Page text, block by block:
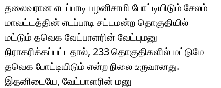
தலைவரான எடப்பாடி பழனிசாமி போட்டியிடும் சேலம்
மாவட்டத்தின் எடப்பாடி சட்டமன்ற தொகுதியில்
மட்டும் தவெக வேட்பாளரின் வேட்புமனு
நிராகரிக்கப்பட்டதால், 233 தொகுதிகளில் மட்டுமே
தவெக போட்டியிடும் என்ற நிலை உருவானது.
இதனிடையே, வேட்பாளரின் மனு